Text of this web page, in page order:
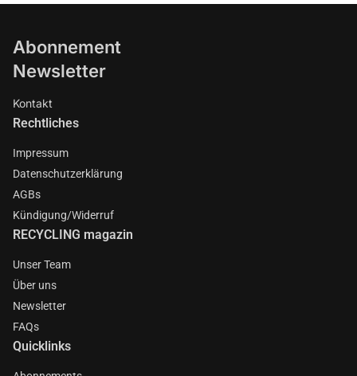
Abonnement
Newsletter
Kontakt
Rechtliches
Impressum
Datenschutzerklärung
AGBs
Kündigung/Widerruf
RECYCLING magazin
Unser Team
Über uns
Newsletter
FAQs
Quicklinks